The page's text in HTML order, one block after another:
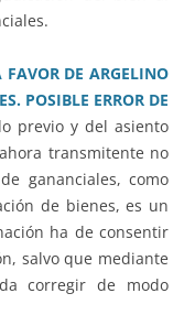
DE ARGELINO
POSIBLE ERROR DE
previo y del asiento
transmitente no
gananciales, como
de bienes, es un
ha de consentir
salvo que mediante
corregir de modo